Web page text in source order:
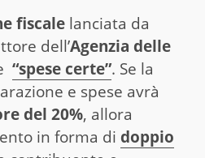
fiscale lanciata da
dell’Agenzia delle
“spese certe”. Se la
e spese avrà
del 20%, allora
in forma di doppio